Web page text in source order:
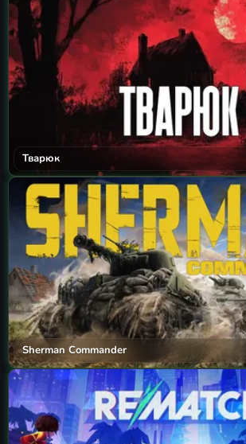
Тварюк
Sherman Commander